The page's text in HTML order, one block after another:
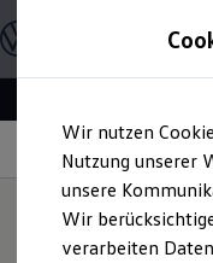
Hauptinhalt
springen
Footer
springen
Offene Stellen
Schüler
Schüler
Studenten
Wir nutzen
Nutzung unserer
unsere
Wir
verarbeiten